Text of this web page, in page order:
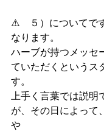
⚠️　５）についてで
なります。
ハーブが持つメッセ
ていただくというス
す。
上手く言葉では説明
が、その日によって
や